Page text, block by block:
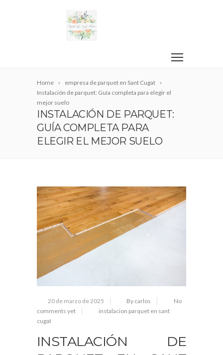
Home
empresa de parquet en Sant Cugat
Instalación de parquet: Guía completa para elegir el
mejor suelo
INSTALACIÓN DE PARQUET:
GUÍA COMPLETA PARA
ELEGIR EL MEJOR SUELO
20 de marzo de 2025 By carlos
No
comments yet
instalacion parquet en sant
cugat
INSTALACIÓN DE